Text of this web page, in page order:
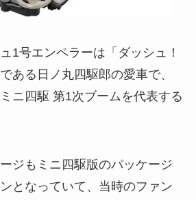
1号エンペラーは「ダッシュ！
ある日ノ丸四駆郎の愛車で、
ニ四駆 第1次ブームを代表する
ジもミニ四駆版のパッケージ
となっていて、当時のファン